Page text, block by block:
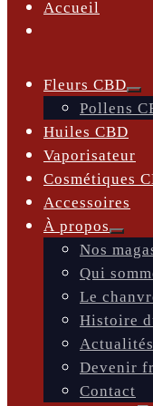
Accueil
Fleurs CBD
Pollens
Huiles CBD
Vaporisateur
Cosmétiques
Accessoires
À propos
Nos
Qui
Le
Histoire
Actualités
Devenir
Contact